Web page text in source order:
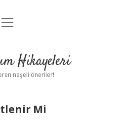
Uyarı
menüyü
Hikayeleri
neşeli öneriler!
Mi